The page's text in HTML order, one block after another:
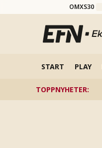
OMXS30
START PLAY
TOPPNYHETER: